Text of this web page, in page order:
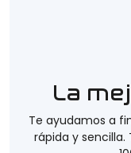
La
Te ayudamos a
rápida y